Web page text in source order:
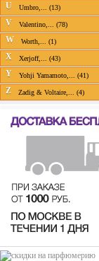
U Umbro,... (13)
V Valentino,... (78)
W Worth,... (1)
X Xerjoff,... (43)
Y Yohji Yamamoto,... (41)
Z Zadig & Voltaire,... (4)